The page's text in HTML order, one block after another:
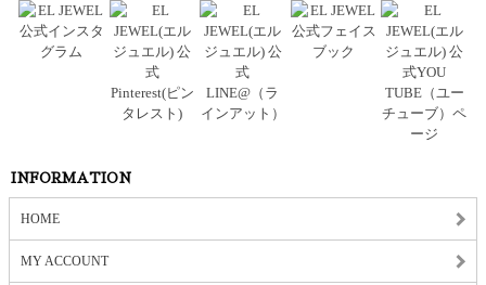
INFORMATION
HOME
MY ACCOUNT